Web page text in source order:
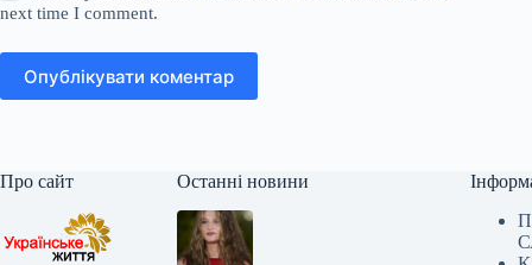
next time I comment.
Опублікувати коментар
Про сайт Останні новини